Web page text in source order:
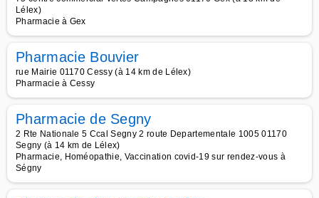
Lélex)
Pharmacie à Gex
Pharmacie Bouvier
rue Mairie 01170 Cessy (à 14 km de Lélex)
Pharmacie à Cessy
Pharmacie de Segny
2 Rte Nationale 5 Ccal Segny 2 route Departementale 1005 01170
Segny (à 14 km de Lélex)
Pharmacie, Homéopathie, Vaccination covid-19 sur rendez-vous à
Ségny